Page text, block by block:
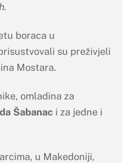
boraca u
su preživjeli
Mostara.
omladina za
Šabanac i za jedne i
u Makedoniji,